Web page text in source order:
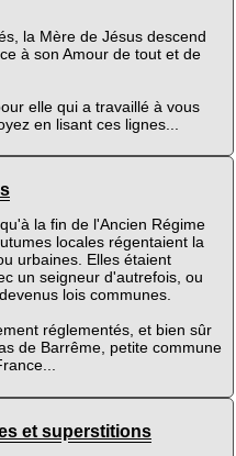
la Mère de Jésus descend
à son Amour de tout et de
elle qui a travaillé à vous
en lisant ces lignes...
la fin de l'Ancien Régime
locales régentaient la
urbaines. Elles étaient
un seigneur d'autrefois, ou
lois communes.
réglementés, et bien sûr
de Barrême, petite commune
et superstitions